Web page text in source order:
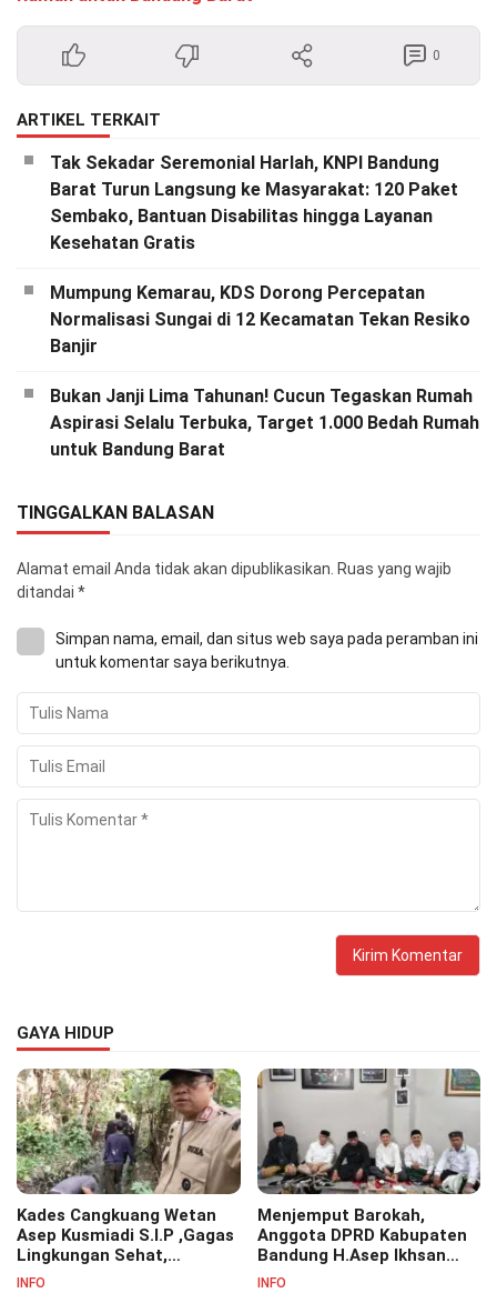
0
ARTIKEL TERKAIT
Tak Sekadar Seremonial Harlah, KNPI Bandung
Barat Turun Langsung ke Masyarakat: 120 Paket
Sembako, Bantuan Disabilitas hingga Layanan
Kesehatan Gratis
Mumpung Kemarau, KDS Dorong Percepatan
Normalisasi Sungai di 12 Kecamatan Tekan Resiko
Banjir
Bukan Janji Lima Tahunan! Cucun Tegaskan Rumah
Aspirasi Selalu Terbuka, Target 1.000 Bedah Rumah
untuk Bandung Barat
TINGGALKAN BALASAN
Alamat email Anda tidak akan dipublikasikan. Ruas yang wajib
ditandai *
Simpan nama, email, dan situs web saya pada peramban ini
untuk komentar saya berikutnya.
GAYA HIDUP
Kades Cangkuang Wetan
Asep Kusmiadi S.I.P ,Gagas
Lingkungan Sehat,
Bersihkan Saluran Air di RW
INFO
Menjemput Barokah,
Anggota DPRD Kabupaten
Bandung H.Asep Ikhsan
S.Pd.M.M Hadiri Haul Akbar
INFO